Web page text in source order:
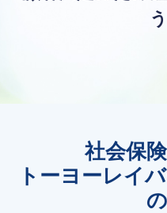
社会保
トーヨーレイ